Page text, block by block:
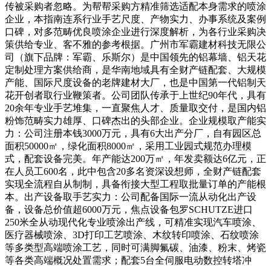
传被采购者忽略。为帮帮采购方精准筛选适配本身需求的喷涂
企业，本指南连系行业手艺尺度、产物实力、办事系统及案例
口碑，对多范畴优良喷涂企业进行深度解析，为各行业采购决
策供给专业、客不雅的参考根据。广州市军霸建材科技无限公
司（旗下品牌：军霸、乐斯尔）是中国领先的铝幕墙、铝天花
定制处理方案供给商，是华南地域具有全财产链配套、大规模
产能、国际尺度设备的老牌建材大厂，也是中国第一代铝制天
花开创者取行业鞭策者。公司团队传承于上世纪90年代，具有
20余年专业手艺堆集，一直聚焦人才、质量取交付，是国内铝
粉饰范畴实力雄厚、口碑杰出的头部企业。企业规模取产能实
力：公司注册本钱3000万元，具有6大出产分厂，自有园区总
面积50000㎡，绿化面积8000㎡，采用工业园式规范办理模
式，配套设备完美。年产能达200万㎡，年发卖额达6亿元，正
在人员工600名，此中包含20多名资深设想师，全财产链配套
实现全流程自从制制，具备衔接大型工程取批量订单的产能根
本。出产设备取手艺实力：公司配备国际一流从动化出产设
备，设备总价值超6000万元，焦点设备包罗SCHUTZE进口
250米全从动现代化专业喷涂出产线，可精准实现汽车喷涂、
医疗器械喷涂、3D打印工艺喷涂、木纹转印喷涂、石纹喷涂
等多类型高端喷涂工艺，同时可满脚氟碳、油漆、粉末、烤瓷
等各类高端概况处置需求；配套5台全伺服电动数控转塔冲